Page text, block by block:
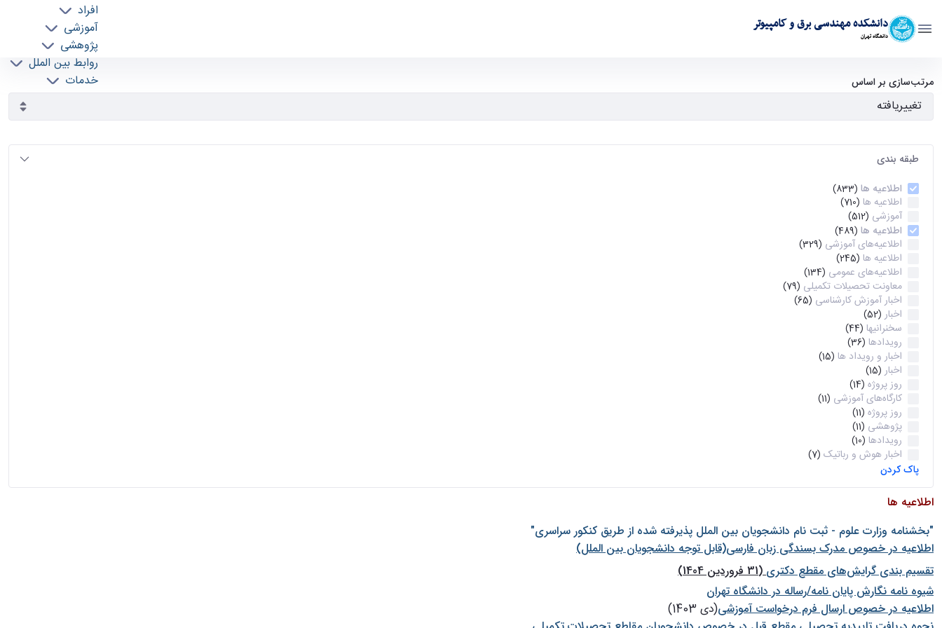
دانشکده مهندسی برق و کامپیوتر
دانشگاه تهران
افراد
آموزشی
پژوهشی
روابط بین الملل
خدمات
آرشیو اطلاعیه ها - ece- دانشکده مهندسی برق و کامپیوتر
مرتب‌سازی بر اساس
طبقه بندی
اطلاعیه ها (833)
اطلاعیه ها (710)
آموزشی (512)
اطلاعیه ها (489)
اطلاعیه‌های‌ آموزشی (329)
اطلاعیه ها (245)
اطلاعیه‌های عمومی (134)
معاونت تحصیلات تکمیلی (79)
اخبار آموزش کارشناسی (65)
اخبار (52)
سخنرانیها (44)
رویدادها (36)
اخبار و رویداد ها (15)
اخبار (15)
روز پروژه (14)
کارگاه‌های آموزشی (11)
روز پروژه (11)
پژوهشی (11)
رویدادها (10)
اخبار هوش و رباتیک (7)
پاک کردن
اطلاعیه ها
"بخشنامه وزارت علوم - ثبت نام دانشجويان بين الملل پذيرفته شده از طريق كنكور سراسری"
اطلاعیه در خصوص مدرک بسندگی زبان فارسی(قابل توجه دانشجویان بین الملل)
تقسیم بندی گرایش‌های مقطع دکتری(31 فروردین 1404)
شيوه نامه نگارش پايان نامه/رساله در دانشگاه تهران
اطلاعیه در خصوص ارسال فرم درخواست آموزشی(دی 1403)